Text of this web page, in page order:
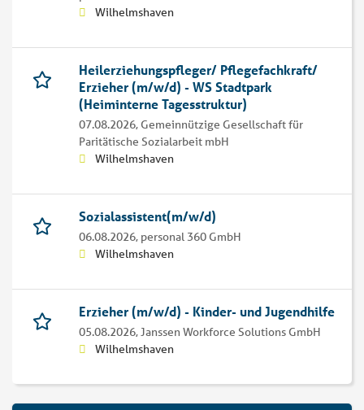
Wilhelmshaven
Heilerziehungspfleger/ Pflegefachkraft/
Erzieher (m/w/d) - WS Stadtpark
(Heiminterne Tagesstruktur)
07.08.2026, Gemeinnützige Gesellschaft für
Paritätische Sozialarbeit mbH
Wilhelmshaven
Sozialassistent(m/w/d)
06.08.2026, personal 360 GmbH
Wilhelmshaven
Erzieher (m/w/d) - Kinder- und Jugendhilfe
05.08.2026,Janssen Workforce Solutions GmbH
Wilhelmshaven